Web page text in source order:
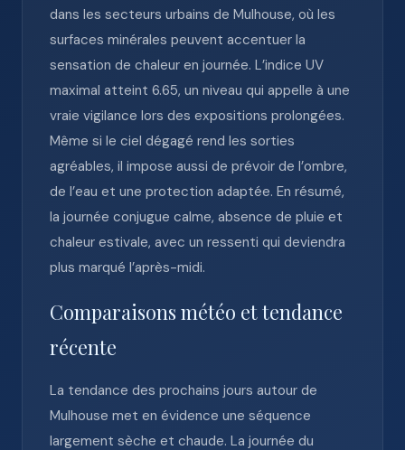
dans les secteurs urbains de Mulhouse, où les
surfaces minérales peuvent accentuer la
sensation de chaleur en journée. L’indice UV
maximal atteint 6.65, un niveau qui appelle à une
vraie vigilance lors des expositions prolongées.
Même si le ciel dégagé rend les sorties
agréables, il impose aussi de prévoir de l’ombre,
de l’eau et une protection adaptée. En résumé,
la journée conjugue calme, absence de pluie et
chaleur estivale, avec un ressenti qui deviendra
plus marqué l’après-midi.
Comparaisons météo et tendance
récente
La tendance des prochains jours autour de
Mulhouse met en évidence une séquence
largement sèche et chaude. La journée du